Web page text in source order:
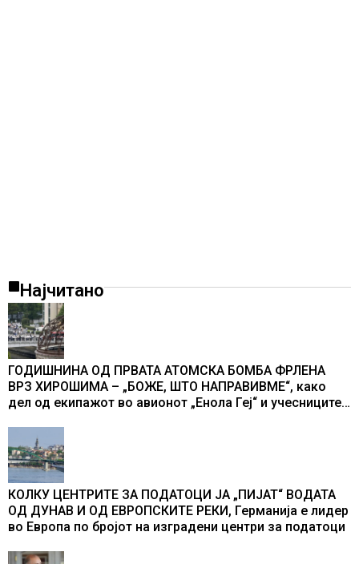
Најчитано
ГОДИШНИНА ОД ПРВАТА АТОМСКА БОМБА ФРЛЕНА
ВРЗ ХИРОШИМА – „БОЖЕ, ШТО НАПРАВИВМЕ“, како
дел од екипажот во авионот „Енола Геј“ и учесниците
промени текот на историјата
КОЛКУ ЦЕНТРИТЕ ЗА ПОДАТОЦИ ЈА „ПИЈАТ“ ВОДАТА
ОД ДУНАВ И ОД ЕВРОПСКИТЕ РЕКИ, Германија е лидер
во Европа по бројот на изградени центри за податоци